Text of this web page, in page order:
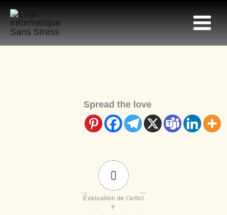
Aller
Spread the love
0
Évaluation de l'articl
e